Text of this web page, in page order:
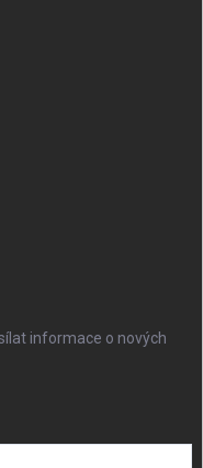
informace o nových